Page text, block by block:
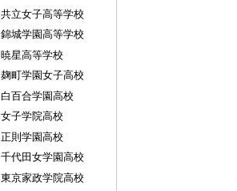
共立女子高等学校
錦城学園高等学校
暁星高等学校
麹町学園女子高校
白百合学園高校
女子学院高校
正則学園高校
千代田女学園高校
東京家政学院高校